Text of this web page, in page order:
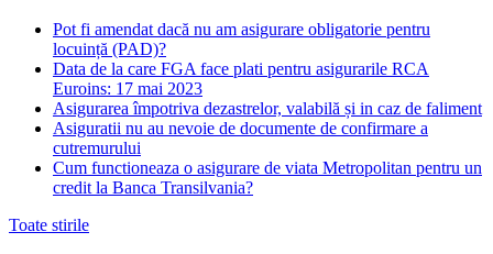
Pot fi amendat dacă nu am asigurare obligatorie pentru
locuință (PAD)?
Data de la care FGA face plati pentru asigurarile RCA
Euroins: 17 mai 2023
Asigurarea împotriva dezastrelor, valabilă și in caz de faliment
Asiguratii nu au nevoie de documente de confirmare a
cutremurului
Cum functioneaza o asigurare de viata Metropolitan pentru un
credit la Banca Transilvania?
Toate stirile